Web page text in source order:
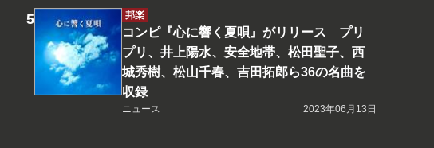
邦楽
コンピ『心に響く夏唄』がリリース プリ
プリ、井上陽水、安全地帯、松田聖子、西
城秀樹、松山千春、吉田拓郎ら36の名曲を
収録
ニュース 2023年06月13日